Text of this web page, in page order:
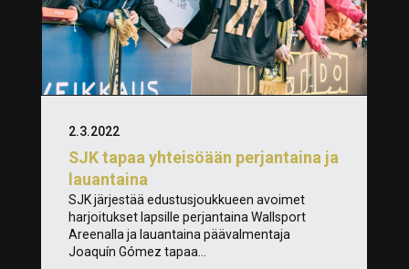
SJK tapaa yhteisöään perjantaina ja
lauantaina
2.3.2022
SJK järjestää edustusjoukkueen avoimet
harjoitukset lapsille perjantaina Wallsport
Areenalla ja lauantaina päävalmentaja
Joaquín Gómez tapaa...